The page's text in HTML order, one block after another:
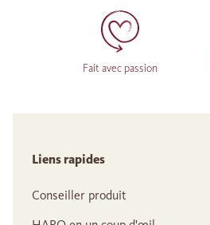
Fait avec passion
Liens rapides
Conseiller produit